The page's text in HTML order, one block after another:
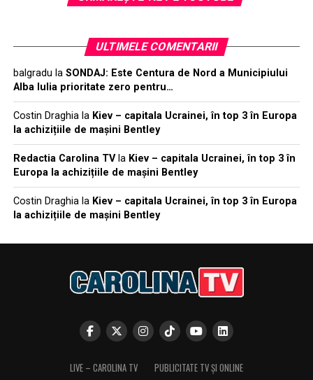
ULTIMELE COMENTARII
balgradu la SONDAJ: Este Centura de Nord a Municipiului
Alba Iulia prioritate zero pentru…
Costin Draghiala Kiev – capitala Ucrainei, în top 3 în Europa
la achizițiile de mașini Bentley
Redactia Carolina TVla Kiev – capitala Ucrainei, în top 3 în
Europa la achizițiile de mașini Bentley
Costin Draghiala Kiev – capitala Ucrainei, în top 3 în Europa
la achizițiile de mașini Bentley
LIVE – CAROLINA TV
PUBLICITATE TV ȘI ONLINE